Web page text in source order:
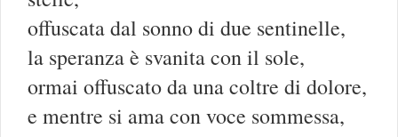
offuscata dal sonno di due sentinelle,
la speranza è svanita con il sole,
ormai offuscato da una coltre di dolore,
e mentre si ama con voce sommessa,